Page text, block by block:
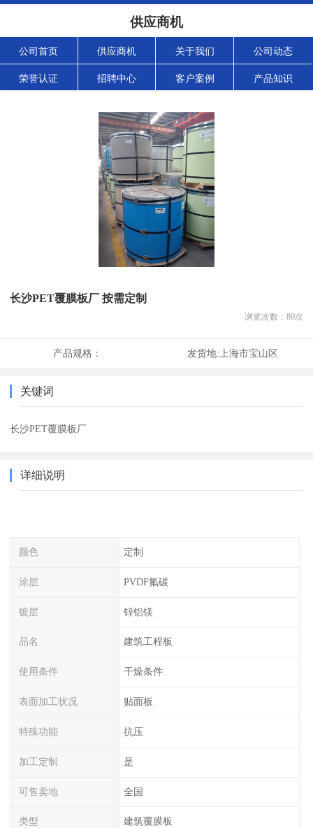
供应商机
公司首页 供应商机 关于我们 公司动态
荣誉认证 招聘中心 客户案例 产品知识
长沙PET覆膜板厂 按需定制
浏览次数： 80次
产品规格： 发货地: 上海市宝山区
关键词
长沙PET覆膜板厂
详细说明
颜色 定制
涂层 PVDF氟碳
镀层 锌铝镁
品名 建筑工程板
使用条件 干燥条件
表面加工状况 贴面板
特殊功能 抗压
加工定制 是
可售卖地 全国
类型 建筑覆膜板